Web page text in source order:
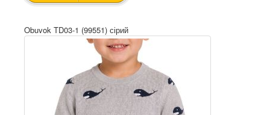
Obuvok TD03-1 (99551) сірий